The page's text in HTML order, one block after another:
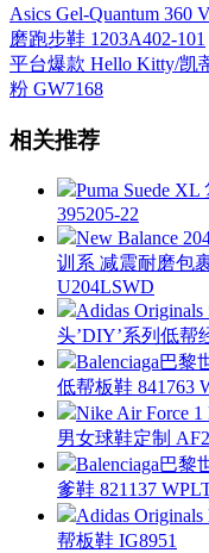
Asics Gel-Quantum
磨跑步鞋 1203A402-101
平台爆款 Hello Kitty/凯
粉 GW7168
相关推荐
Puma Suede
395205-22
New Balance
训系 减震耐磨包
U204LSWD
Adidas
头’DIY’系列低帮
Balenciaga巴黎
低帮板鞋 841763
Nike Air Force
男女球鞋定制
Balenciaga巴黎
爹鞋 821137
Adidas
帮板鞋 IG8951